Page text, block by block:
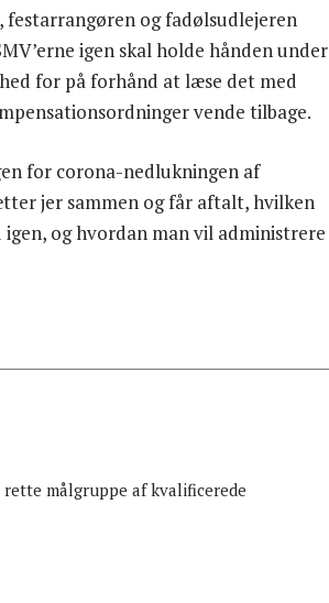
og fadølsudlejeren
igen skal holde hånden under
for på forhånd at læse det med
vende tilbage.
for corona-nedlukningen af
jer sammen og får aftalt, hvilken
og hvordan man vil administrere
målgruppe af kvalificerede